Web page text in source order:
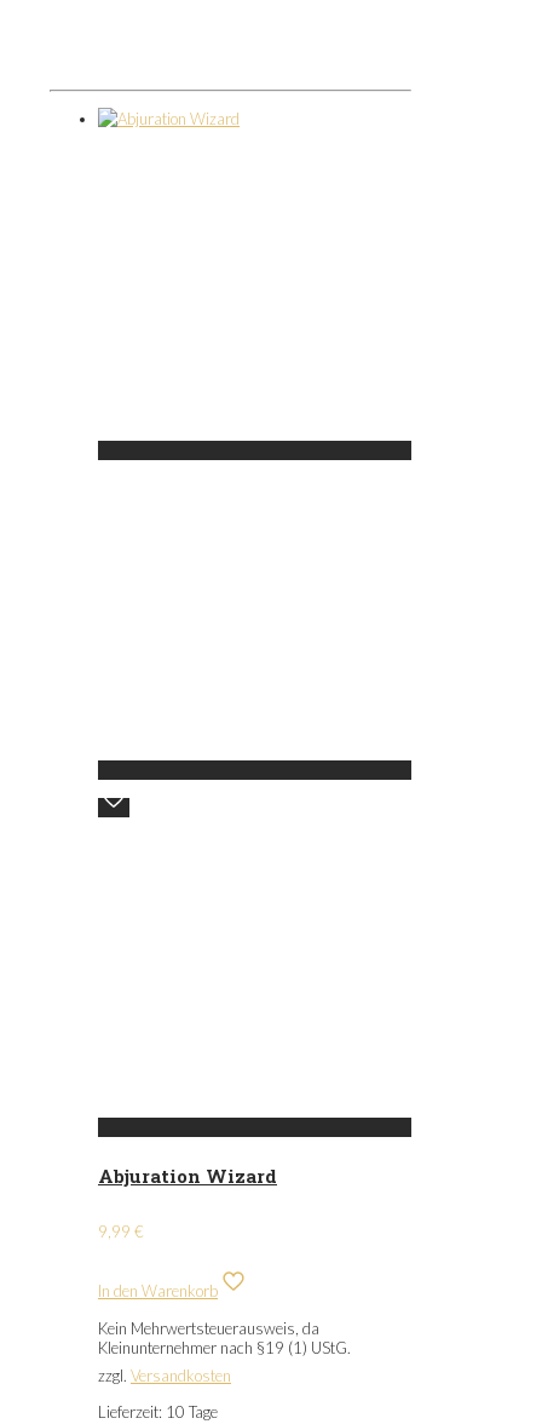
Abjuration Wizard
9,99 €
In den Warenkorb
Kein Mehrwertsteuerausweis, da
Kleinunternehmer nach §19 (1) UStG.
zzgl. Versandkosten
Lieferzeit: 10 Tage